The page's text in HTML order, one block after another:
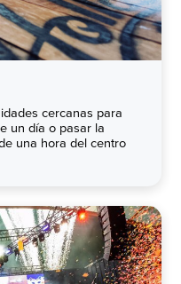
cercanas para
un día o pasar la
una hora del centro